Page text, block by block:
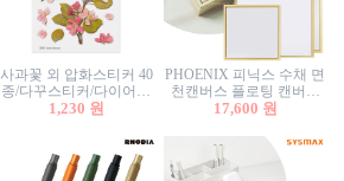
사과꽃 외 압화스티커 40
종/다꾸스티커/다이어리
꾸미기/꽃스티커/자연물
1,230 원
PHOENIX 피닉스 수채 면
천캔버스 플로팅 캔버스
프레임세트 30x30cm/액자
17,600 원